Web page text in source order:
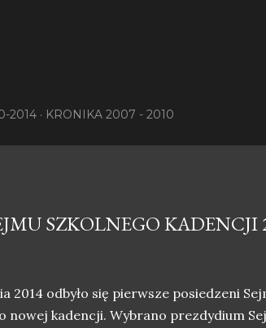
2014 KRONIKA 2007 - 2010
SZKOLNEGO KADENCJI
2014 odbyło się pierwsze posiedzeni
nowej kadencji. Wybrano prezdydium